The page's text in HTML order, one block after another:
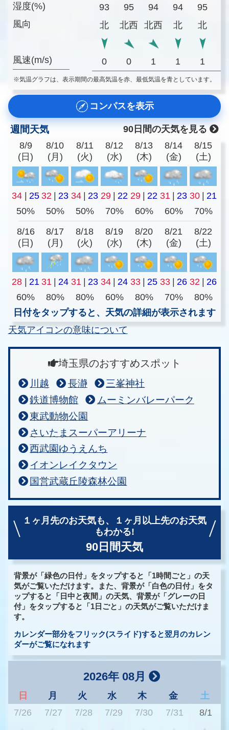
湿度(%)
風向
風速(m/s)
93 95 94 94 95
北
北西 北西 北 北
0 0 1 1 1
※気温グラフは、表示期間の最高気温を赤、最低気温を青としています。
コンパスを表示
週間天気
90日間の天気を見る
8/9
(日)
8/10
(月)
8/11
(火)
8/12
(水)
8/13
(木)
8/14
(金)
8/15
(土)
34 | 25 32 | 23 34 | 23 29 | 22 29 | 22 31 | 23 30 | 21
50%
50% 50% 70% 60% 60% 70%
8/16
(日)
8/17
(月)
8/18
(火)
8/19
(水)
8/20
(木)
8/21
(金)
8/22
(土)
28 | 21 31 | 24 31 | 23 34 | 24 33 | 25 33 | 26 32 | 26
60%
80% 80% 60% 80% 70%
80%
日付をタップすると、天気の詳細が表示されます
天気アイコンの意味について
埼玉県のおすすめスポット
川越 長瀞
三峯神社
鉄道博物館
ムーミンバレーパーク
東武動物公園
さいたまスーパーアリーナ
西武園ゆうえんち
イオンレイクタウン
国営武蔵丘陵森林公園
１ヶ月先のお天気も、
１ヶ月以上先のお天気
もわかる!
90日間天気
背景が「緑色の日付」をタップすると「1時間ごと」の天
気がご覧いただけます。また、背景が「白色の日付」をタ
ップすると「日中と夜間」の天気、背景が「グレーの日
付」をタップすると「1日ごと」の天気がご覧いただけま
す。
カレンダー部分をフリック(スライド)すると翌月のカレン
ダーがご覧になれます
2026年 08月
日 月 火 水 木 金
土
7/26
7/27 7/28 7/29 7/30 7/31 8/1